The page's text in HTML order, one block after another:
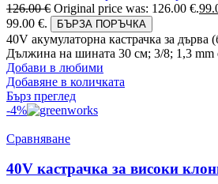
126.00€ Original price was: 126.00 €.
99.00 €.
БЪРЗА ПОРЪЧКА
40V акумулаторна кастрачка за дърва
Дължина на шината 30 см; 3/8; 1,3 mm
Добави в любими
Добавяне в количката
Бърз преглед
-4%
Сравняване
40V кастрачка за високи